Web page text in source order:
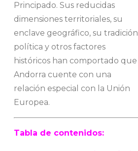
Principado. Sus reducidas
dimensiones territoriales, su
enclave geográfico, su tradición
política y otros factores
históricos han comportado que
Andorra cuente con una
relación especial con la Unión
Europea.
Tabla de contenidos: